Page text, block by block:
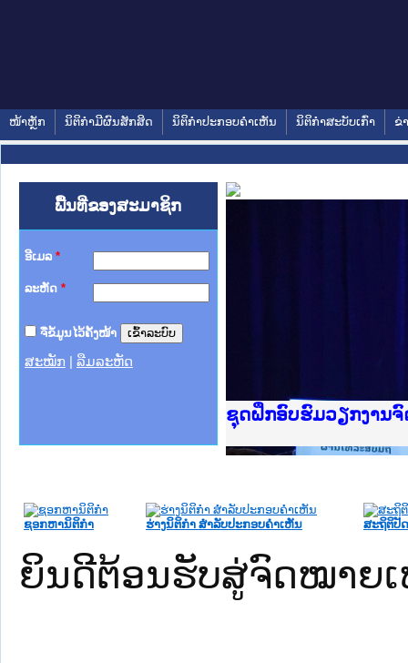
ໜ້າຫຼັກ ນິຕິກໍາມີຜົນສັກສິດ ນິຕິກໍາປະກອບຄໍາເຫັນ ນິຕິກໍາສະບັບເກົ່າ ຂ່
ພື້ນທີ່ຂອງສະມາຊິກ
ອີເມລ *
ລະຫັດ *
ຈື່ຂໍ້ມູນໄວ້ຄັ້ງໜ້າ
ສະໝັກ ລືມລະຫັດ
Ministry of Justice
ເຜີຍແຜ່ວັບໄຊຈົດໝາຍ
ກະຊວງຍຸຕິທຳ
ຊຸດຝຶກອົບຮົມວຽກງານ
ກອງປະຊຸມທົບທວນຄືນ
ຝຶກອົບຮົມ ຜູ່ປະສານງາ
ຝຶກອົບຮົມ ຜູ່ປະສານງາ
ເຜີຍແຜ່ແອັບກົດໝາຍລ
ເຜີຍແຜ່ແອັບກົດໝາຍລ
ຍົກລະດັບວຽກງານຈົດ
ຊຸດຝຶກອົບຮົມວຽກງານ
ຊອກຫານິຕິກໍາ ຮ່າງນິຕິກໍາ ສໍາລັບປະກອບຄໍາເຫັນ ສະຖິຕິປັ
ຍິນດີຕ້ອນຮັບສູ່ຈົດໝາຍເ